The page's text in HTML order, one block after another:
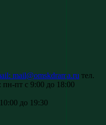
mail@omskdrama.ru тел.
пн-пт с 9:00 до 18:00
до 19:30